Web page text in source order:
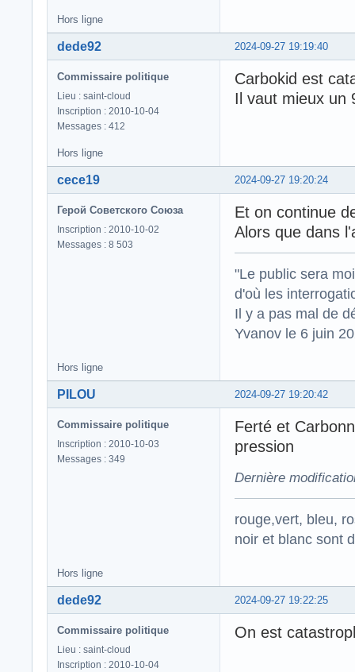
Hors ligne
2024-09-27 19:19:40
dede92
Commissaire politique
Lieu : saint-cloud
Inscription : 2010-10-04
Messages : 412
Carbokid est
Il vaut mieux un
Hors ligne
2024-09-27 19:20:24
cece19
Герой Советского Союза
Inscription : 2010-10-02
Messages : 8 503
Et on continue
Alors que dans
"Le public sera
d'où les
Il y a pas mal de
Yvanov le 6 juin
Hors ligne
2024-09-27 19:20:42
PILOU
Commissaire politique
Inscription : 2010-10-03
Messages : 349
Ferté et
pression
Dernière
rouge,vert, bleu,
noir et blanc sont
Hors ligne
2024-09-27 19:22:25
dede92
Commissaire politique
Lieu : saint-cloud
Inscription : 2010-10-04
On est